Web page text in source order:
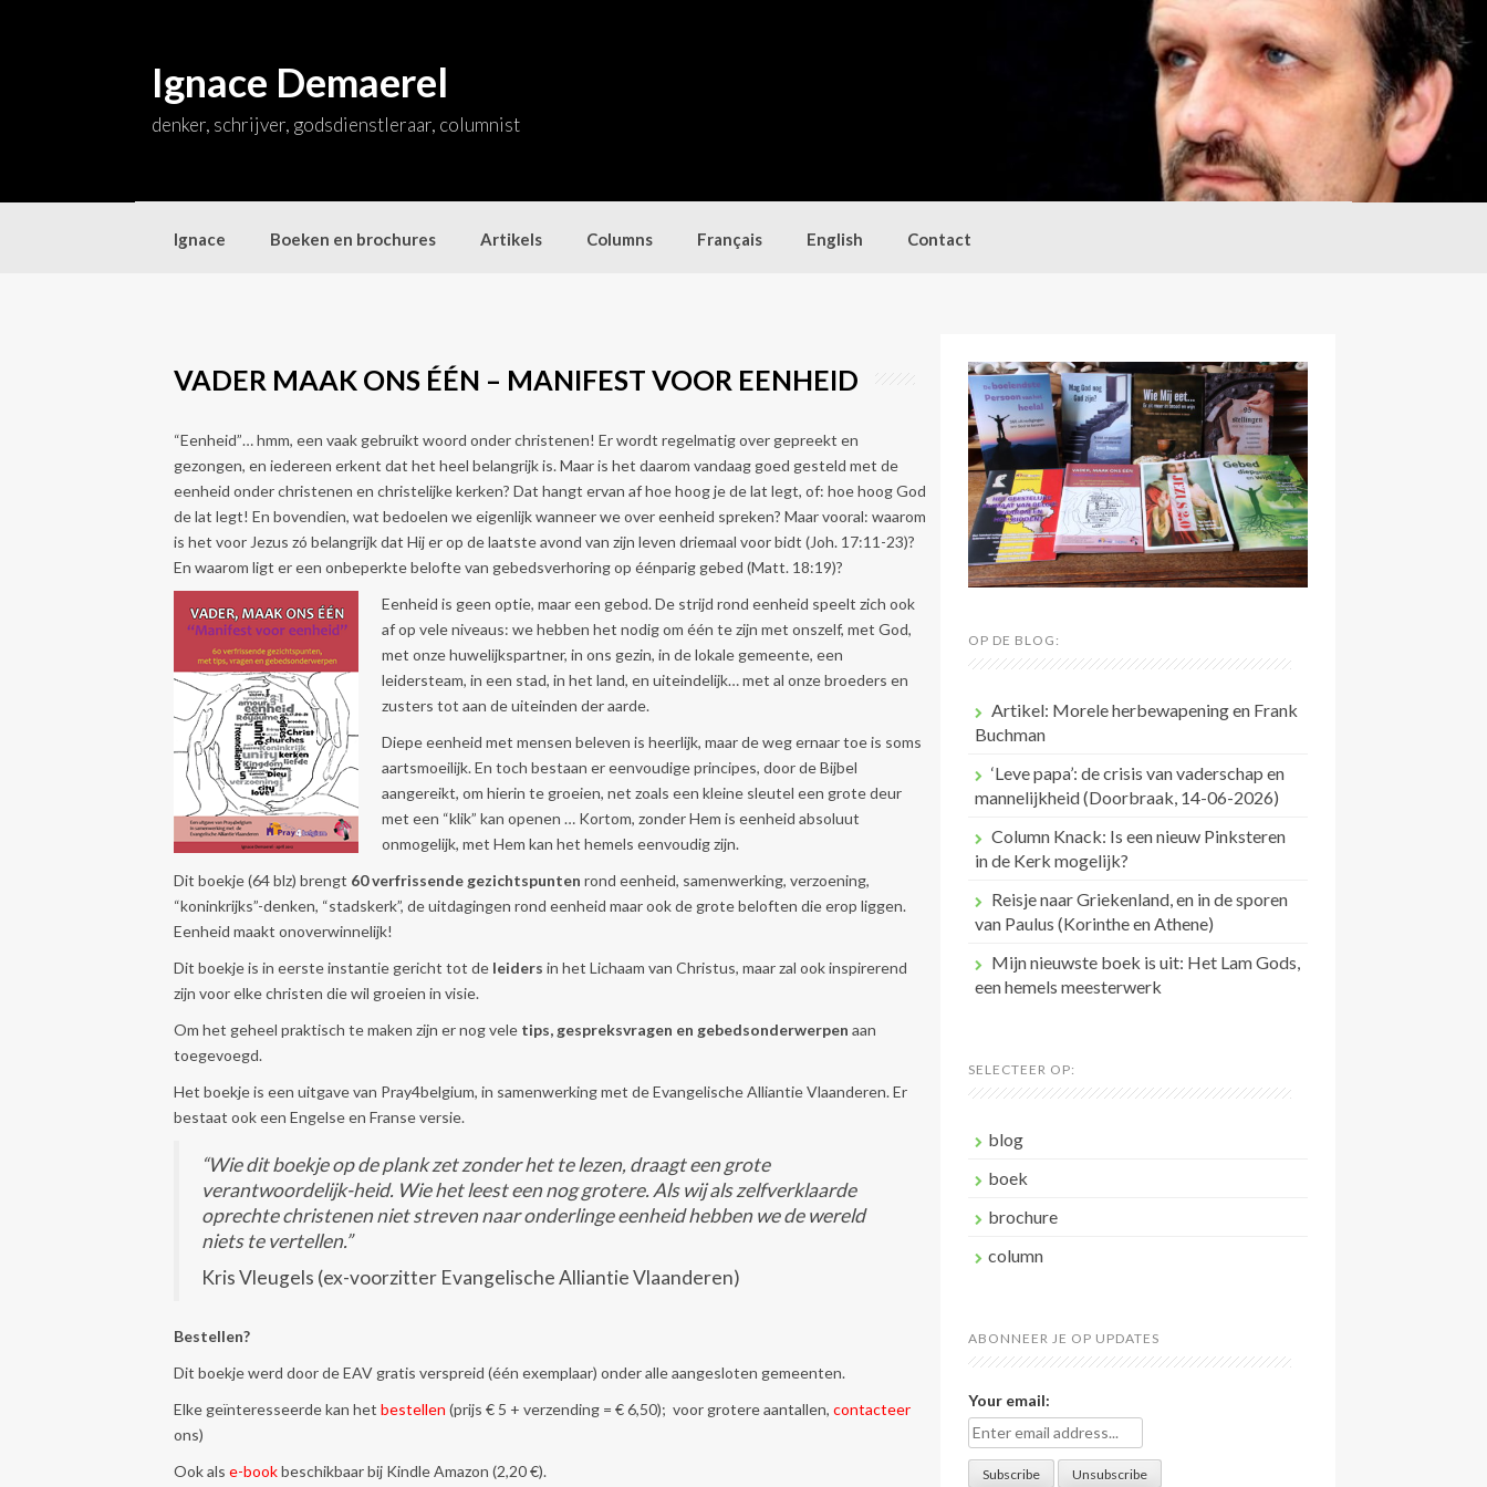
Ignace Demaerel
denker, schrijver, godsdienstleraar, columnist
Ignace Boeken en brochures Artikels Columns Français English Contact
VADER MAAK ONS ÉÉN – MANIFEST VOOR EENHEID
“Eenheid”… hmm, een vaak gebruikt woord onder christenen! Er wordt regelmatig over gepreekt en
gezongen, en iedereen erkent dat het heel belangrijk is. Maar is het daarom vandaag goed gesteld met de
eenheid onder christenen en christelijke kerken? Dat hangt ervan af hoe hoog je de lat legt, of: hoe hoog God
de lat legt! En bovendien, wat bedoelen we eigenlijk wanneer we over eenheid spreken? Maar vooral: waarom
is het voor Jezus zó belangrijk dat Hij er op de laatste avond van zijn leven driemaal voor bidt (Joh. 17:11-23)?
En waarom ligt er een onbeperkte belofte van gebedsverhoring op éénparig gebed (Matt. 18:19)?
Eenheid is geen optie, maar een gebod. De strijd rond eenheid speelt zich ook
af op vele niveaus: we hebben het nodig om één te zijn met onszelf, met God,
met onze huwelijkspartner, in ons gezin, in de lokale gemeente, een
leidersteam, in een stad, in het land, en uiteindelijk… met al onze broeders en
zusters tot aan de uiteinden der aarde.
Diepe eenheid met mensen beleven is heerlijk, maar de weg ernaar toe is soms
aartsmoeilijk. En toch bestaan er eenvoudige principes, door de Bijbel
aangereikt, om hierin te groeien, net zoals een kleine sleutel een grote deur
met een “klik” kan openen … Kortom, zonder Hem is eenheid absoluut
onmogelijk, met Hem kan het hemels eenvoudig zijn.
Dit boekje (64 blz) brengt 60 verfrissende gezichtspunten rond eenheid, samenwerking, verzoening,
“koninkrijks”-denken, “stadskerk”, de uitdagingen rond eenheid maar ook de grote beloften die erop liggen.
Eenheid maakt onoverwinnelijk!
Dit boekje is in eerste instantie gericht tot de leiders in het Lichaam van Christus, maar zal ook inspirerend
zijn voor elke christen die wil groeien in visie.
Om het geheel praktisch te maken zijn er nog vele tips, gespreksvragen en gebedsonderwerpen aan
toegevoegd.
Het boekje is een uitgave van Pray4belgium, in samenwerking met de Evangelische Alliantie Vlaanderen. Er
bestaat ook een Engelse en Franse versie.
“Wie dit boekje op de plank zet zonder het te lezen, draagt een grote
verantwoordelijk-heid. Wie het leest een nog grotere. Als wij als zelfverklaarde
oprechte christenen niet streven naar onderlinge eenheid hebben we de wereld
niets te vertellen.”
Kris Vleugels (ex-voorzitter Evangelische Alliantie Vlaanderen)
Bestellen?
Dit boekje werd door de EAV gratis verspreid (één exemplaar) onder alle aangesloten gemeenten.
Elke geïnteresseerde kan het bestellen (prijs € 5 + verzending = € 6,50); voor grotere aantallen, contacteer
ons)
Ook als e-bookbeschikbaar bij Kindle Amazon (2,20 €).
OP DE BLOG:
Artikel: Morele herbewapening en Frank
Buchman
‘Leve papa’: de crisis van vaderschap en
mannelijkheid (Doorbraak, 14-06-2026)
Column Knack: Is een nieuw Pinksteren
in de Kerk mogelijk?
Reisje naar Griekenland, en in de sporen
van Paulus (Korinthe en Athene)
Mijn nieuwste boek is uit: Het Lam Gods,
een hemels meesterwerk
SELECTEER OP:
blog
boek
brochure
column
ABONNEER JE OP UPDATES
Your email: